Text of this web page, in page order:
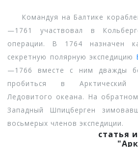
Командуя на Балтике
—1761 участвовал в
операции. В 1764 назначен
секретную полярную экспедицию
—1766 вместе с ним дважды
пробиться в Арктический
Ледовитого океана. На
Западный Шпицберген
восьмерых членов экспедиции.
статья